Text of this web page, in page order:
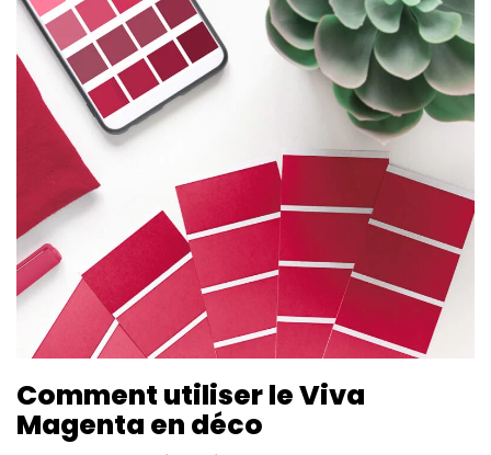
Comment utiliser le Viva
Magenta en déco